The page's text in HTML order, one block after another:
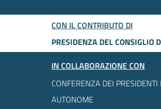
CON IL CONTRIBUTO DI
PRESIDENZA DEL CONSIGLIO
IN COLLABORAZIONE CON
CONFERENZA DEI
AUTONOME